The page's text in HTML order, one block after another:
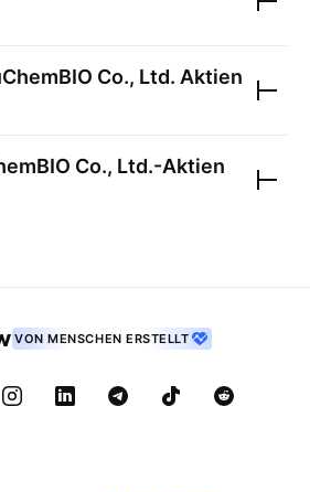
Co., Ltd. Aktien
Co., Ltd.-Aktien
VON MENSCHEN ERSTELLT